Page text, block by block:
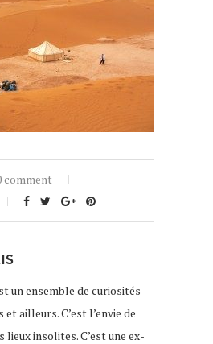
comment
un ensemble de curiosités
et ailleurs. C’est l’envie de
lieux insolites. C’est une ex-